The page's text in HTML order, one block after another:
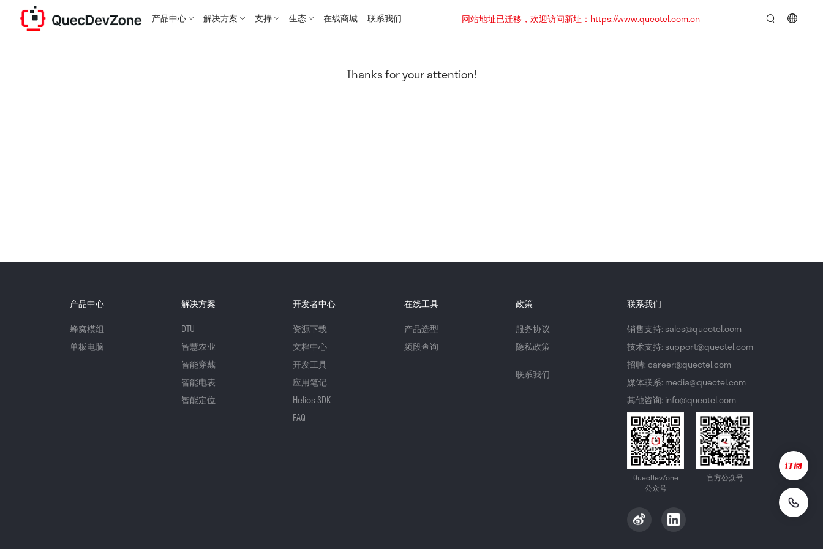
产品中心 解决方案 支持 生态 在线商城 联系我们
网站地址已迁移，欢迎访问新址：https://www.quectel.com.cn
Thanks for your attention!
产品中心
蜂窝模组
单板电脑
解决方案
DTU
智慧农业
智能穿戴
智能电表
智能定位
开发者中心
资源下载
文档中心
开发工具
应用笔记
Helios SDK
FAQ
在线工具
产品选型
频段查询
政策
服务协议
隐私政策
联系我们
联系我们
销售支持: sales@quectel.com
技术支持: support@quectel.com
招聘: career@quectel.com
媒体联系: media@quectel.com
其他咨询: info@quectel.com
QuecDevZone
公众号
官方公众号